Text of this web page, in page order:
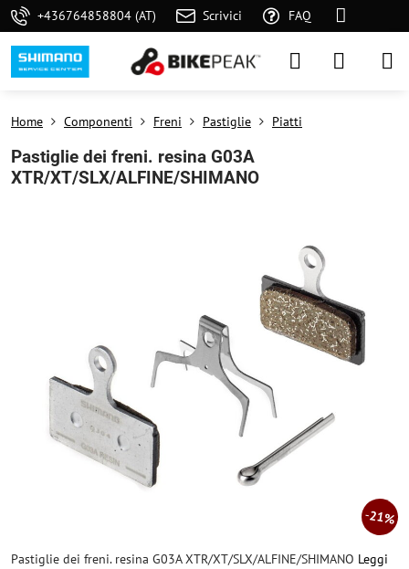
+436764858804 (AT) Scrivici FAQ
21%
Home Componenti Freni Pastiglie Piatti
Pastiglie dei freni. resina G03A
XTR/XT/SLX/ALFINE/SHIMANO
Pastiglie dei freni. resina G03A XTR/XT/SLX/ALFINE/SHIMANO Leggi